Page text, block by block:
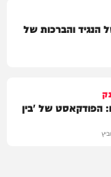
הנגיד והברכות של
10 מבפנים: הפודקאסט של 'בין